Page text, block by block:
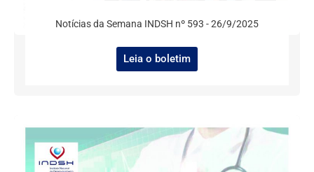
Notícias da Semana INDSH nº 593 - 26/9/2025
Leia o boletim